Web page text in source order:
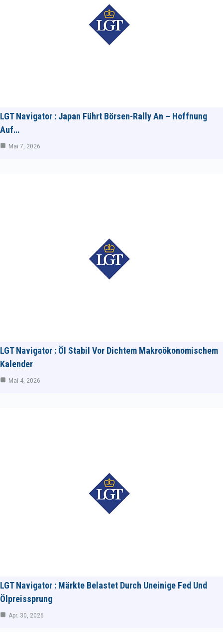
LGT Navigator : Japan Führt Börsen-Rally An – Hoffnung
Auf…
Mai 7, 2026
LGT Navigator : Öl Stabil Vor Dichtem Makroökonomischem
Kalender
Mai 4, 2026
LGT Navigator : Märkte Belastet Durch Uneinige Fed Und
Ölpreissprung
Apr. 30, 2026